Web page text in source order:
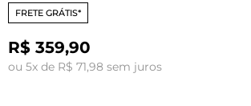
FRETE GRÁTIS*
R$ 359,90
ou 5x de R$ 71,98 sem juros